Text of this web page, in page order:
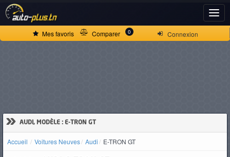
Connexion
Mes favoris Comparer 0
» AUDI, MODÈLE : E-TRON GT
Accueil Voitures Neuves Audi E-TRON GT
ACCUEIL